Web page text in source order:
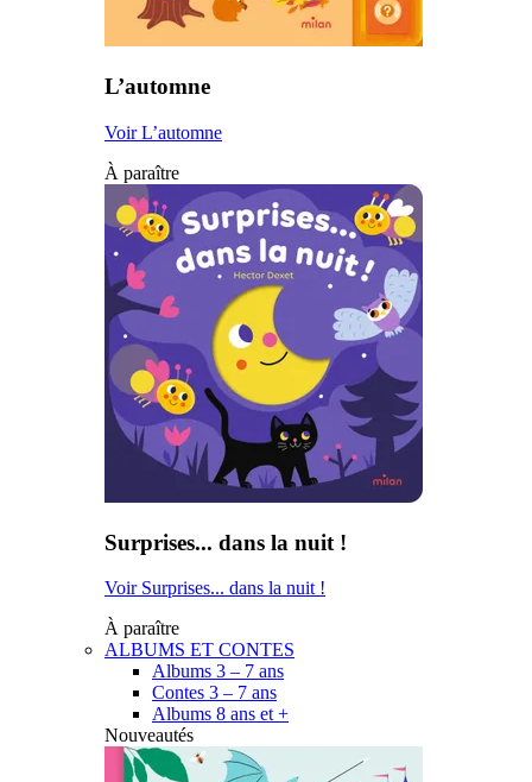
L’automne
Voir L’automne
À paraître
Surprises... dans la nuit !
Voir Surprises... dans la nuit !
À paraître
ALBUMS ET CONTES
Albums 3 – 7 ans
Contes 3 – 7 ans
Albums 8 ans et +
Nouveautés